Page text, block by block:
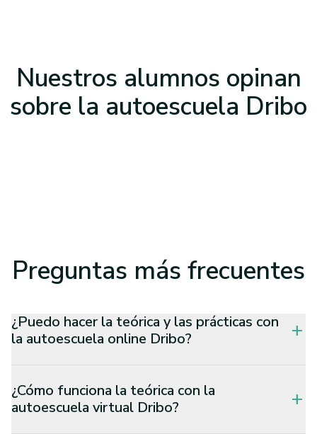
Nuestros alumnos opinan
sobre la autoescuela Dribo
Preguntas más frecuentes
¿Puedo hacer la teórica y las prácticas con
la autoescuela online Dribo?
add
¿Cómo funciona la teórica con la
autoescuela virtual Dribo?
add